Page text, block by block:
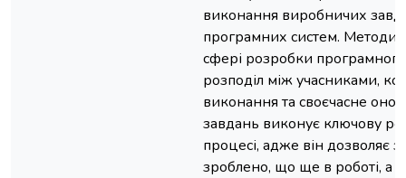
виконання виробничих
програмних систем. Методи
сфері розробки
розподіл між учасниками,
виконання та своєчасне
завдань виконує ключову
процесі, адже він дозволяє
зроблено, що ще в роботі, а